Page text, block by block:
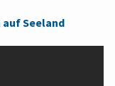
auf Seeland